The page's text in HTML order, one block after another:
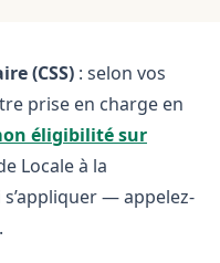
(CSS) : selon vos
prise en charge en
éligibilité sur
Locale à la
— appelez-